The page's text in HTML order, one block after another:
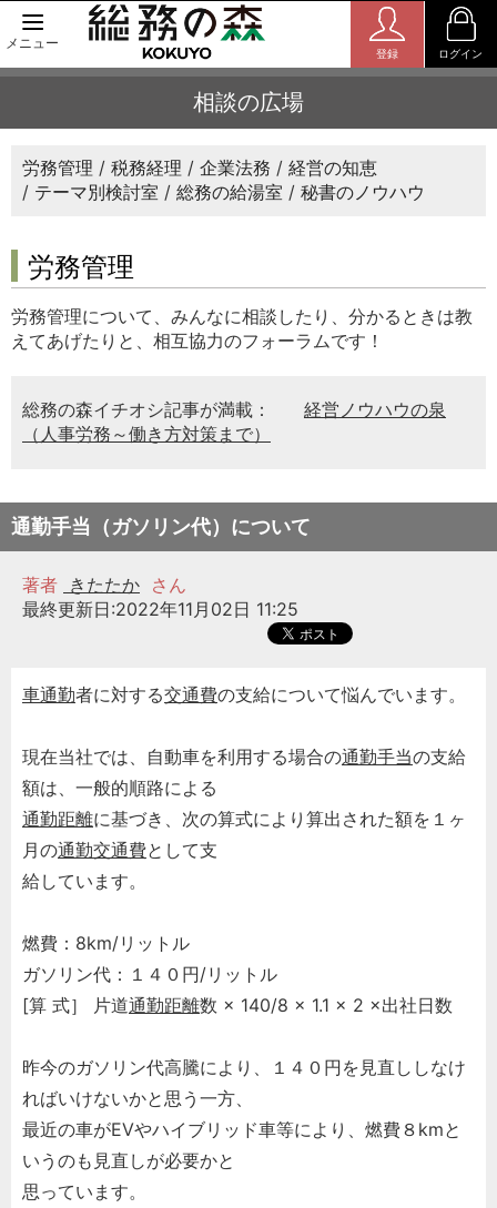
メニュー
登録 ログイン
相談の広場
労務管理 税務経理 企業法務
経営の知恵
テーマ別検討室
総務の給湯室 秘書のノウハウ
労務管理
労務管理について、みんなに相談したり、分かるときは教
えてあげたりと、相互協力のフォーラムです！
総務の森イチオシ記事が満載：
経営ノウハウの泉
（人事労務～働き方対策まで）
通勤手当（ガソリン代）について
著者 きたたか さん
最終更新日:2022年11月02日 11:25
車通勤者に対する交通費の支給について悩んでいます。
現在当社では、自動車を利用する場合の通勤手当の支給
額は、一般的順路による
通勤距離に基づき、次の算式により算出された額を１ヶ
月の通勤交通費として支
給しています。
燃費：8km/リットル
ガソリン代：１４０円/リットル
[算 式］ 片道通勤距離数 × 140/8 × 1.1 × 2 ×出社日数
昨今のガソリン代高騰により、１４０円を見直ししなけ
ればいけないかと思う一方、
最近の車がEVやハイブリッド車等により、燃費８kmと
いうのも見直しが必要かと
思っています。